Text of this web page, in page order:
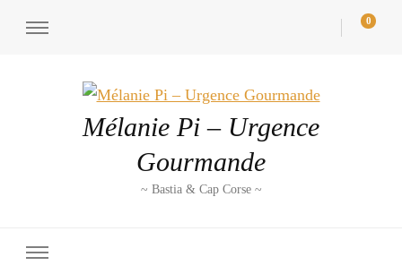
0
Mélanie Pi – Urgence
Gourmande
~ Bastia & Cap Corse ~